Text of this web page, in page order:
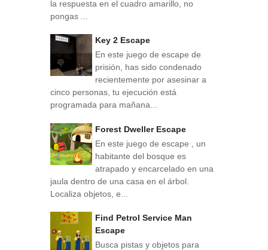
la respuesta en el cuadro amarillo, no
pongas ...
Key 2 Escape
En este juego de escape de
prisión, has sido condenado
recientemente por asesinar a
cinco personas, tu ejecución está
programada para mañana...
Forest Dweller Escape
En este juego de escape , un
habitante del bosque es
atrapado y encarcelado en una
jaula dentro de una casa en el árbol.
Localiza objetos, e...
Find Petrol Service Man
Escape
Busca pistas y objetos para